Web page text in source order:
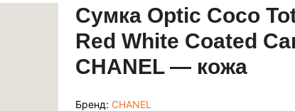
Сумка Optic Coco
Red White Coated
CHANEL — кожа
Бренд: CHANEL